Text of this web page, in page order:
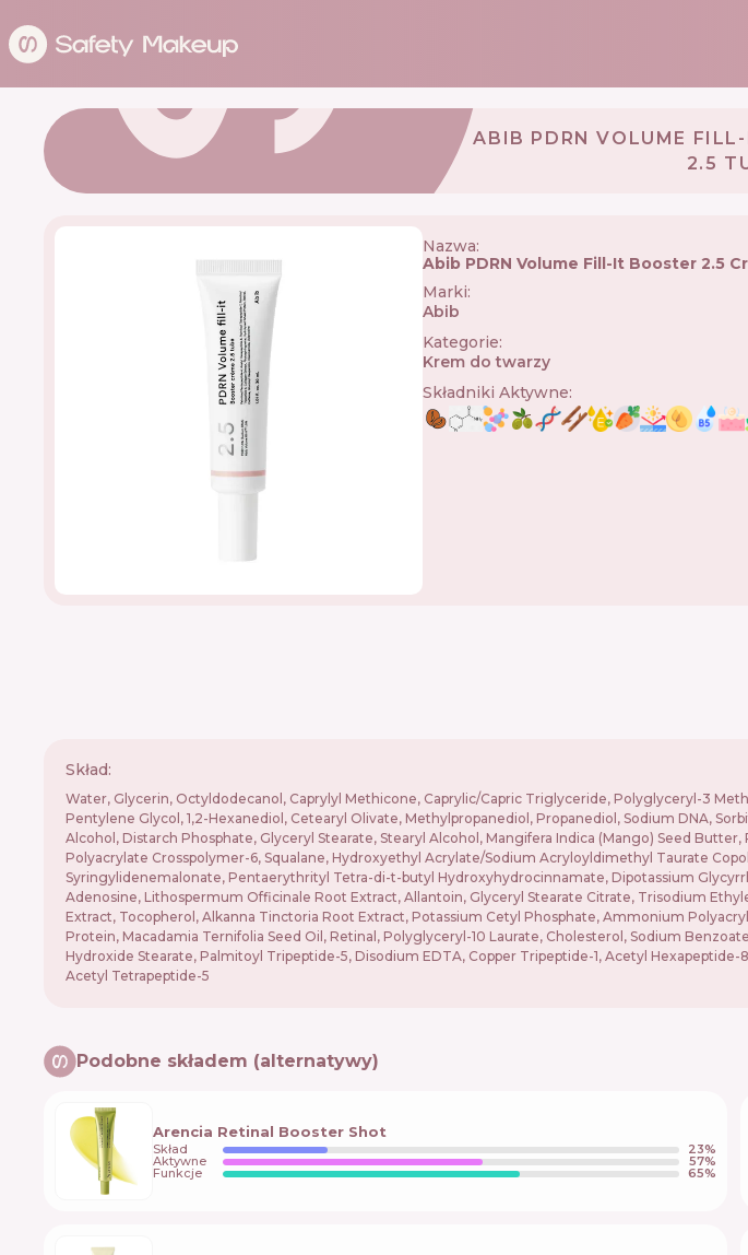
ABIB PDRN VOLUME
2.5
Nazwa:
Abib PDRN Volume Fill-It Booster 2.5
Marki:
Abib
Kategorie:
Krem do twarzy
Składniki Aktywne:
Skład:
Water, Glycerin, Octyldodecanol, Caprylyl Methicone, Caprylic/Capric Triglyceride, Polyglyceryl-3
Pentylene Glycol, 1,2-Hexanediol, Cetearyl Olivate, Methylpropanediol, Propanediol, Sodium DNA,
Alcohol, Distarch Phosphate, Glyceryl Stearate, Stearyl Alcohol, Mangifera Indica (Mango) Seed
Polyacrylate Crosspolymer-6, Squalane, Hydroxyethyl Acrylate/Sodium Acryloyldimethyl Taurate
Syringylidenemalonate, Pentaerythrityl Tetra-di-t-butyl Hydroxyhydrocinnamate, Dipotassium
Adenosine, Lithospermum Officinale Root Extract, Allantoin, Glyceryl Stearate Citrate, Trisodium
Extract, Tocopherol, Alkanna Tinctoria Root Extract, Potassium Cetyl Phosphate, Ammonium
Protein, Macadamia Ternifolia Seed Oil, Retinal, Polyglyceryl-10 Laurate, Cholesterol, Sodium
Hydroxide Stearate, Palmitoyl Tripeptide-5, Disodium EDTA, Copper Tripeptide-1, Acetyl
Acetyl Tetrapeptide-5
Podobne składem (alternatywy)
Arencia Retinal Booster Shot
Skład 23%
Aktywne 57%
Funkcje 65%